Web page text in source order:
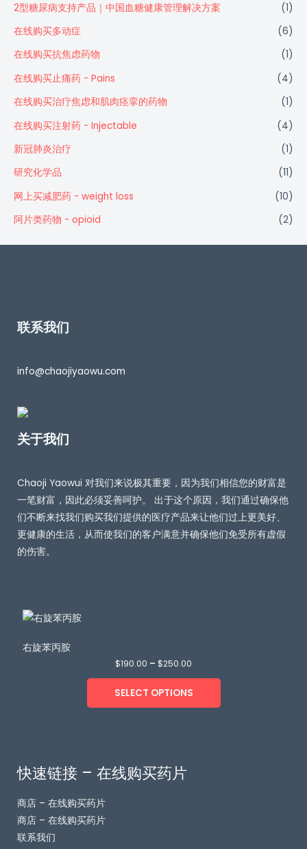
2型糖尿病支持产品｜中国血糖健康管理解决方案
(1)
在线购买多动症
(6)
在线购买抗焦虑药物
(1)
在线购买止痛药 - Pains
(4)
在线购买治疗焦虑和肌肉痉挛的药物
(1)
在线购买注射药 - Injectable
(4)
新冠肺炎治疗
(1)
研究化学品
(11)
网上买减肥药 - weight loss
(10)
阿片类药物 - opioid
(2)
联系我们
info@chaojiyaowu.com
关于我们
Chaoji Yaowui 对我们来说极其重要，因为我们相信您的财富是
一笔财富，因此必须妥善呵护。 出于这个原因，我们通过确保他
们不断来找我们购买我们提供的医疗产品来让他们过上更美好、
更健康的生活，从而使我们的客户满意并确保他们免受所有虚假
的伤害。
右旋苯丙胺
$190.00 – $250.00
SELECT OPTIONS
快速链接 – 在线购买药片
商店 – 在线购买药片
商店 – 在线购买药片
联系我们